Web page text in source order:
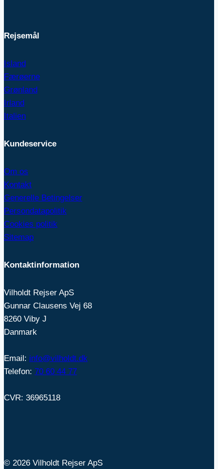
Rejsemål
Island
Færøerne
Grønland
Irland
Italien
Kundeservice
Om os
Kontakt
Generelle Betingelser
Persondatapolitik
Cookies politik
Sitemap
Kontaktinformation
Vilholdt Rejser ApS
Gunnar Clausens Vej 68
8260 Viby J
Danmark
Email: info@vilholdt.dk
Telefon: 70 60 44 77
CVR: 36965118
© 2026 Vilholdt Rejser ApS